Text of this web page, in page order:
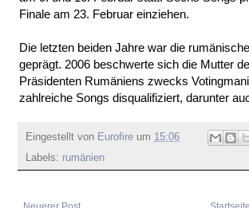
Finale am 23. Februar einziehen.
Die letzten beiden Jahre war die
geprägt. 2006 beschwerte sich die Mutter
Präsidenten Rumäniens zwecks
zahlreiche Songs disqualifiziert, darunter
Eingestellt von Eurofire um 15:06
Labels: rumänien